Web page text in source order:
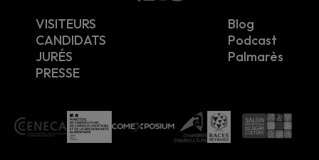
VISITEURS
CANDIDATS
JURÉS
PRESSE
Blog
Podcast
Palmarès